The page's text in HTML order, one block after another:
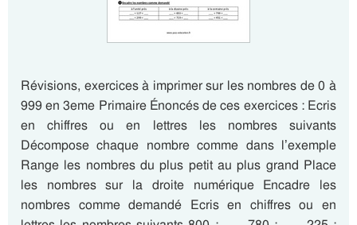
Révisions, exercices à imprimer sur les nombres de 0 à
999 en 3eme Primaire Énoncés de ces exercices : Ecris
en chiffres ou en lettres les nombres suivants
Décompose chaque nombre comme dans l’exemple
Range les nombres du plus petit au plus grand Place
les nombres sur la droite numérique Encadre les
nombres comme demandé Ecris en chiffres ou en